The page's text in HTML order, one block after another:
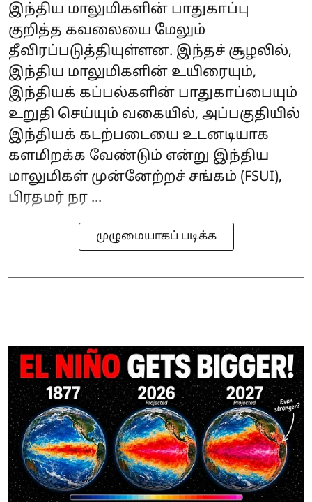
இந்திய மாலுமிகளின் பாதுகாப்பு
குறித்த கவலையை மேலும்
தீவிரப்படுத்தியுள்ளன. இந்தச் சூழலில்,
இந்திய மாலுமிகளின் உயிரையும்,
இந்தியக் கப்பல்களின் பாதுகாப்பையும்
உறுதி செய்யும் வகையில், அப்பகுதியில்
இந்தியக் கடற்படையை உடனடியாக
களமிறக்க வேண்டும் என்று இந்திய
மாலுமிகள் முன்னேற்றச் சங்கம் (FSUI),
பிரதமர் நர ...
முழுமையாகப் படிக்க